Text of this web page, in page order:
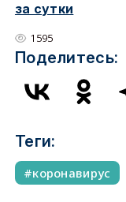
за сутки
1595
Поделитесь:
Теги:
коронавирус